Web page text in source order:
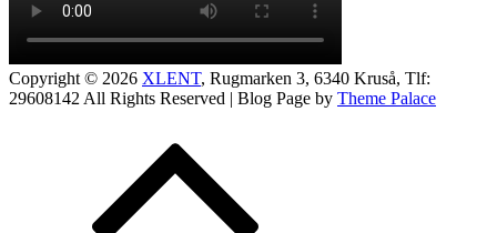
Copyright © 2026 XLENT, Rugmarken 3, 6340 Kruså, Tlf:
29608142 All Rights Reserved | Blog Page by Theme Palace